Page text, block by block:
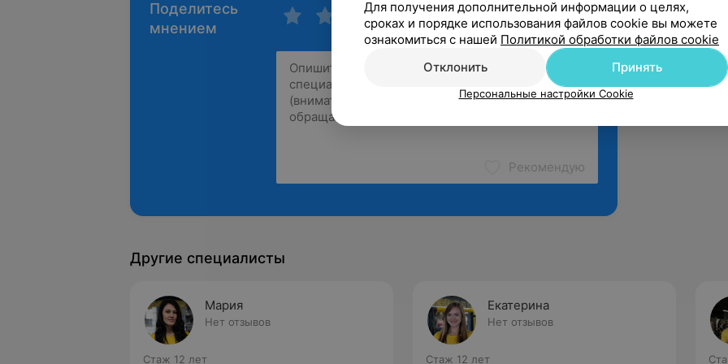
Поделитесь
мнением
Рекомендую
Другие специалисты
Мария
Нет отзывов
Стаж 12 лет
Екатерина
Нет отзывов
Стаж 12 лет
Для получения дополнительной информации о целях,
сроках и порядке использования файлов cookie вы можете
ознакомиться с нашей Политикой обработки файлов cookie
Отклонить
Принять
Персональные настройки Cookie